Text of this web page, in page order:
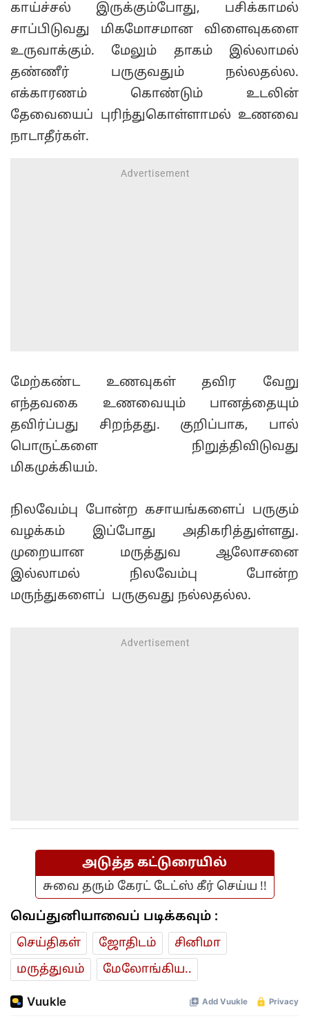
காய்ச்சல் இருக்கும்போது, பசிக்காமல்
சாப்பிடுவது மிகமோசமான விளைவுகளை
உருவாக்கும். மேலும் தாகம் இல்லாமல்
தண்ணீர் பருகுவதும் நல்லதல்ல.
எக்காரணம் கொண்டும் உடலின்
தேவையைப் புரிந்துகொள்ளாமல் உணவை
நாடாதீர்கள்.
மேற்கண்ட உணவுகள் தவிர வேறு
எந்தவகை உணவையும் பானத்தையும்
தவிர்ப்பது சிறந்தது. குறிப்பாக, பால்
பொருட்களை நிறுத்திவிடுவது
மிகமுக்கியம்.
நிலவேம்பு போன்ற கசாயங்களைப் பருகும்
வழக்கம் இப்போது அதிகரித்துள்ளது.
முறையான மருத்துவ ஆலோசனை
இல்லாமல் நிலவேம்பு போன்ற
மருந்துகளைப் பருகுவது நல்லதல்ல.
அடுத்த கட்டுரையில்
சுவை தரும் கேரட் டேட்ஸ் கீர் செய்ய !!
வெப்துனியாவைப் படிக்கவும் :
செய்திகள் ஜோ‌திட‌ம்
சினிமா
மரு‌த்துவ‌ம்
மேலோங்கிய..